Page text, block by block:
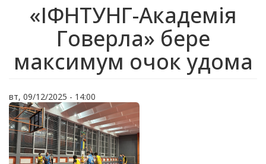
«ІФНТУНГ-Академія
Говерла» бере
максимум очок удома
вт, 09/12/2025 - 14:00